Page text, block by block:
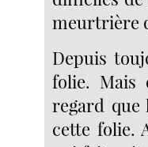
meurtrière
Depuis
folie. Mais
regard que
cette folie.